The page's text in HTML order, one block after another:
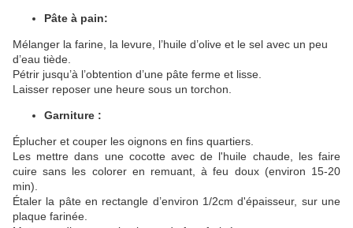
Pâte à pain:
Mélanger la farine, la levure, l’huile d’olive et le sel avec un peu
d’eau tiède.
Pétrir jusqu’à l’obtention d’une pâte ferme et lisse.
Laisser reposer une heure sous un torchon.
Garniture :
Éplucher et couper les oignons en fins quartiers.
Les mettre dans une cocotte avec de l'huile chaude, les faire
cuire sans les colorer en remuant, à feu doux (environ 15-20
min).
Étaler la pâte en rectangle d’environ 1/2cm d'épaisseur, sur une
plaque farinée.